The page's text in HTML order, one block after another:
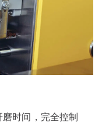
时间，完全控制